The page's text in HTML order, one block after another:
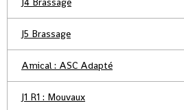
J5 Brassage
Amical : ASC Adapté
J1 R1 : Mouvaux